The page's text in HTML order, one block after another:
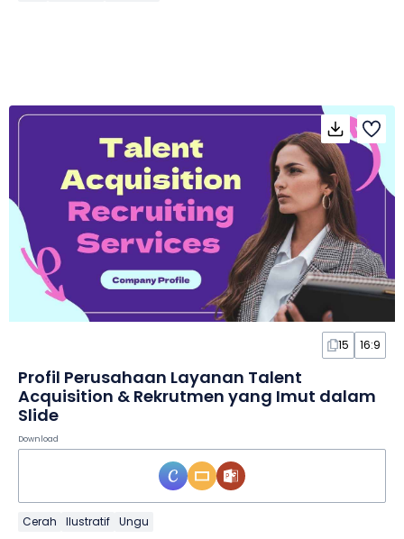
15 16:9
Profil Perusahaan Layanan Talent
Acquisition & Rekrutmen yang Imut dalam
Slide
Download
Cerah Ilustratif Ungu